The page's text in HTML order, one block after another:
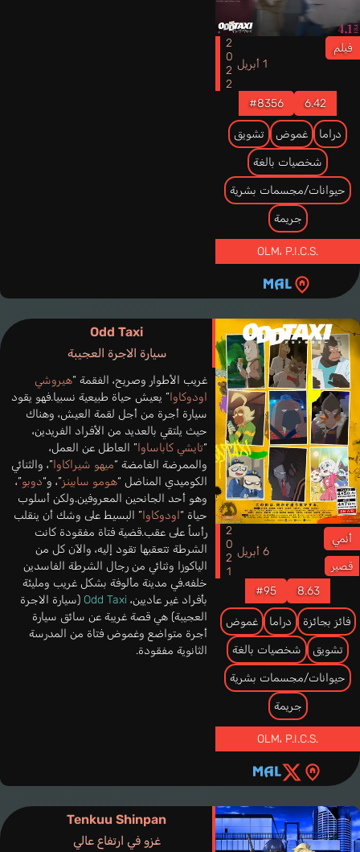
فيلم
1 أبريل
2022
6.42
#8356
دراما غموض تشويق
شخصيات بالغة
حيوانات/مجسمات بشرية
جريمة
OLM، P.I.C.S.
Odd Taxi
سيارة الاجرة العجيبة
أنمي
قصير
6 أبريل 2021
8.63
#95
فائز بجائزة دراما غموض
تشويق شخصيات بالغة
حيوانات/مجسمات بشرية
جريمة
OLM، P.I.C.S.
غريب الأطوار وصريح، الفقمة “هيروشي
اودوكاوا” يعيش حياة طبيعية نسبيا.فهو يقود
سيارة أجرة من أجل لقمة العيش، وهناك
حيث يلتقي بالعديد من الأفراد الفريدين،
“تايشي كاباساوا” العاطل عن العمل،
والممرضة الغامضة “ميهو شيراكاوا”، والثنائي
الكوميدي المناضل “هومو سابينز”، و“دوبو”،
وهو أحد الجانحين المعروفين.ولكن أسلوب
حياة “اودوكاوا” البسيط على وشك أن ينقلب
رأساً على عقب.قضية فتاة مفقودة كانت
الشرطة تتعقبها تقود إليه، والآن كل من
الياكوزا وثنائي من رجال الشرطة الفاسدين
خلفه.في مدينة مألوفة بشكل غريب ومليئة
بأفراد غير عاديين، Odd Taxi (سيارة الاجرة
العجيبة) هي قصة غريبة عن سائق سيارة
أجرة متواضع وغموض فتاة من المدرسة
الثانوية مفقودة.
Tenkuu Shinpan
غزو في ارتفاع عالي